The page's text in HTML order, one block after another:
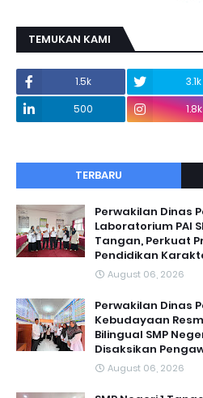
TEMUKAN KAMI
1.5k 3.1k
500
1.8k
TERBARU
Perwakilan Dinas
Laboratorium PAI
Tangan, Perkuat
Pendidikan
August 06, 2026
Perwakilan Dinas
Kebudayaan
Bilingual SMP
Disaksikan
August 06, 2026